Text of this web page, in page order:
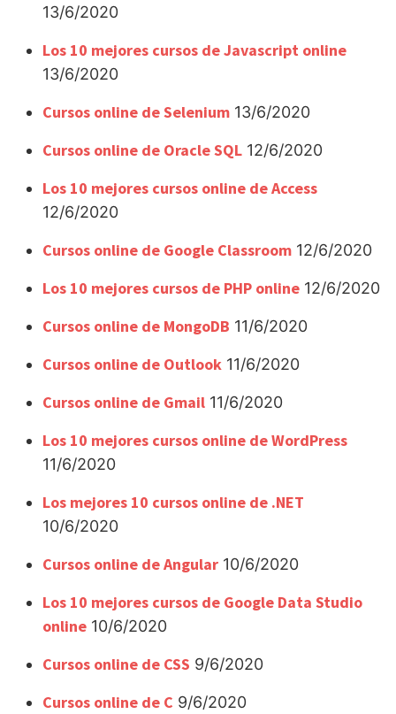
13/6/2020
Los 10 mejores cursos de Javascript online
13/6/2020
Cursos online de Selenium 13/6/2020
Cursos online de Oracle SQL 12/6/2020
Los 10 mejores cursos online de Access
12/6/2020
Cursos online de Google Classroom 12/6/2020
Los 10 mejores cursos de PHP online 12/6/2020
Cursos online de MongoDB 11/6/2020
Cursos online de Outlook 11/6/2020
Cursos online de Gmail 11/6/2020
Los 10 mejores cursos online de WordPress
11/6/2020
Los mejores 10 cursos online de .NET
10/6/2020
Cursos online de Angular 10/6/2020
Los 10 mejores cursos de Google Data Studio
online 10/6/2020
Cursos online de CSS 9/6/2020
Cursos online de C 9/6/2020